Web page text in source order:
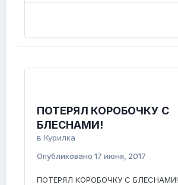
ПОТЕРЯЛ КОРОБОЧКУ С
БЛЕСНАМИ!
в Курилка
Опубликовано 17 июня, 2017
ПОТЕРЯЛ КОРОБОЧКУ С БЛЕСНАМИ!